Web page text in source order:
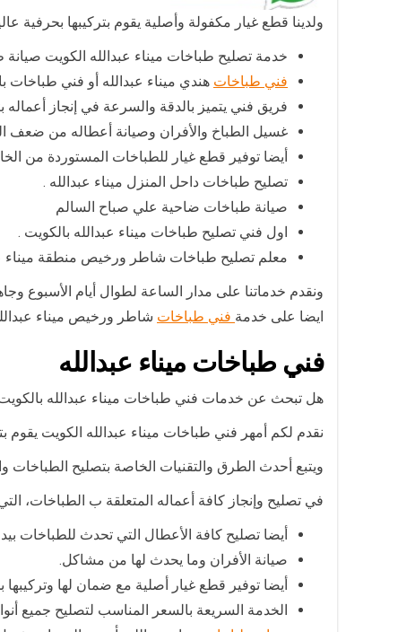
ولدينا قطع غيار مكفولة وأصلية يقوم بتركيبها بحرفية
خدمة تصليح طباخات ميناء عبدالله الكويت صيانة
فني طباخات هندي ميناء عبدالله أو فني طباخات
فريق فني يتميز بالدقة والسرعة في إنجاز
غسيل الطباخ والأفران وصيانة أعطاله من ضعف
أيضا توفير قطع غيار للطباخات المستوردة من
تصليح طباخات داحل المنزل ميناء عبدالله .
صيانة طباخات ضاحية علي صباح السالم
اول فني تصليح طباخات ميناء عبدالله بالكويت .
معلم تصليح طباخات شاطر ورخيص منطقة ميناء
ونقدم خدماتنا على مدار الساعة لطوال أيام الأسبوع
ايضا على خدمة فني طباخات شاطر ورخيص ميناء
فني طباخات ميناء عبدالله
هل تبحث عن خدمات فني طباخات ميناء عبدالله
نقدم لكم أمهر فني طباخات ميناء عبدالله الكويت يقوم
ويتبع أحدث الطرق والتقنيات الخاصة بتصليح الطباخات
في تصليح وإنجاز كافة أعماله المتعلقة ب الطباخات،
أيضا تصليح كافة الأعطال التي تحدث للطباخات
صيانة الأفران وما يحدث لها من مشاكل.
أيضا توفير قطع غيار أصلية مع ضمان لها وتركيبها
الخدمة السريعة بالسعر المناسب لتصليح جميع